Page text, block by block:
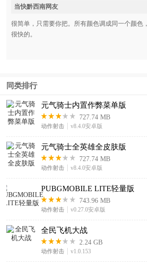
当快黔西南网友
很简单，只需要你把。所有颜色调成同一个颜色
很快的。
同类排行
元气骑士内置作弊菜单版
727.74 MB
动作射击 v8.4.0安卓版
元气骑士全英雄全皮肤版
727.74 MB
动作射击 v8.4.0安卓版
PUBGMOBILE LITE轻量版
743.96 MB
动作射击 v0.27.0安卓版
全民飞机大战
2.24 GB
动作射击 v1.0.153